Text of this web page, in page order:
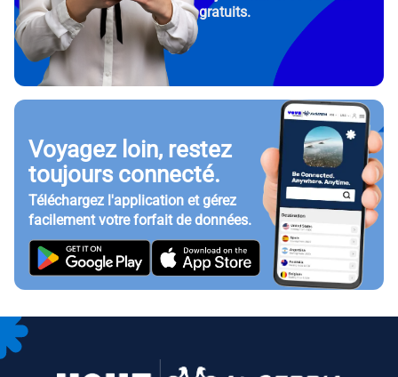
gratuits.
Voyagez loin, restez
toujours connecté.
Téléchargez l'application et gérez
facilement votre forfait de données.